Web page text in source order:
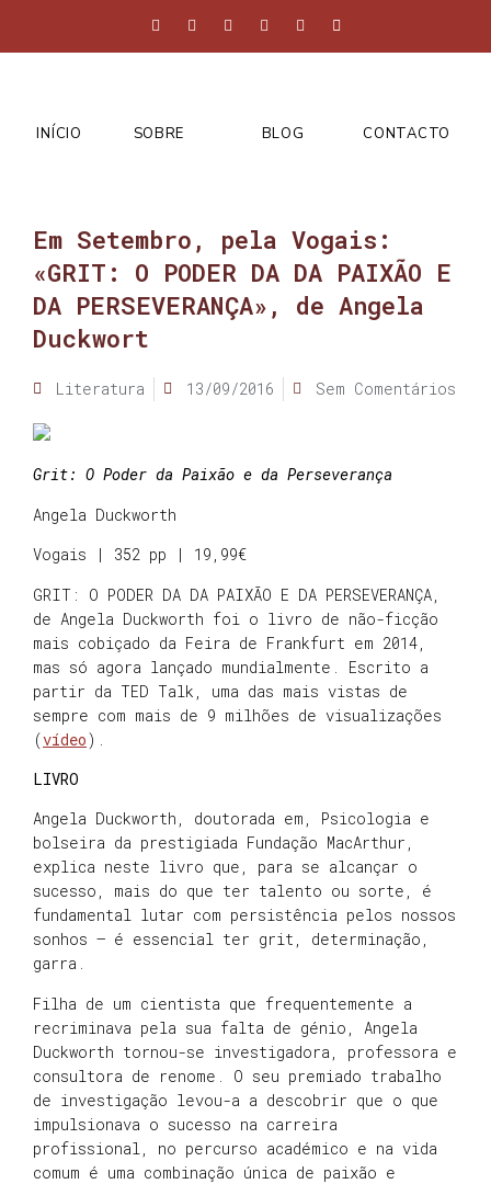
INÍCIO SOBRE BLOG CONTACTO
Em Setembro, pela Vogais:
«GRIT: O PODER DA DA PAIXÃO E
DA PERSEVERANÇA», de Angela
Duckwort
Literatura 13/09/2016 Sem Comentários
Grit: O Poder da Paixão e da Perseverança
Angela Duckworth
Vogais | 352 pp | 19,99€
GRIT: O PODER DA DA PAIXÃO E DA PERSEVERANÇA,
de Angela Duckworth foi o livro de não-ficção
mais cobiçado da Feira de Frankfurt em 2014,
mas só agora lançado mundialmente. Escrito a
partir da TED Talk, uma das mais vistas de
sempre com mais de 9 milhões de visualizações
(vídeo).
LIVRO
Angela Duckworth, doutorada em, Psicologia e
bolseira da prestigiada Fundação MacArthur,
explica neste livro que, para se alcançar o
sucesso, mais do que ter talento ou sorte, é
fundamental lutar com persistência pelos nossos
sonhos – é essencial ter grit, determinação,
garra.
Filha de um cientista que frequentemente a
recriminava pela sua falta de génio, Angela
Duckworth tornou-se investigadora, professora e
consultora de renome. O seu premiado trabalho
de investigação levou-a a descobrir que o que
impulsionava o sucesso na carreira
profissional, no percurso académico e na vida
comum é uma combinação única de paixão e